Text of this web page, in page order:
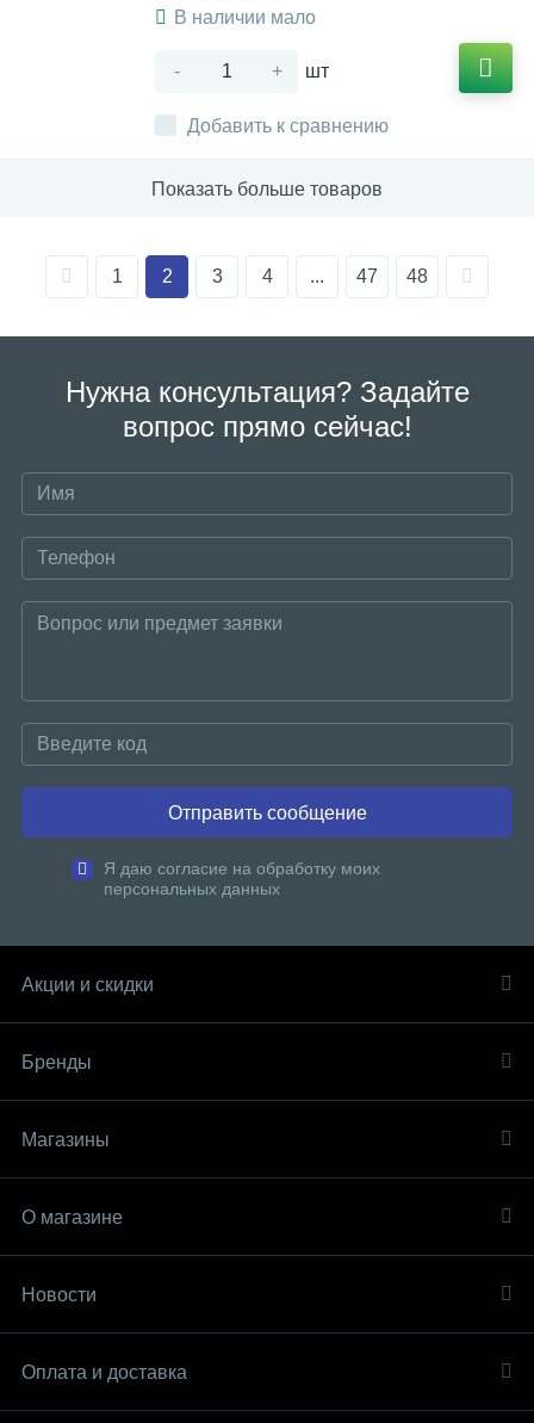
В наличии мало
- + шт
Добавить к сравнению
Показать больше товаров
1 2 3 4 ... 47 48
Нужна консультация? Задайте
вопрос прямо сейчас!
Отправить сообщение
Я даю согласие на обработку моих
персональных данных
Акции и скидки
Бренды
Магазины
О магазине
Новости
Оплата и доставка